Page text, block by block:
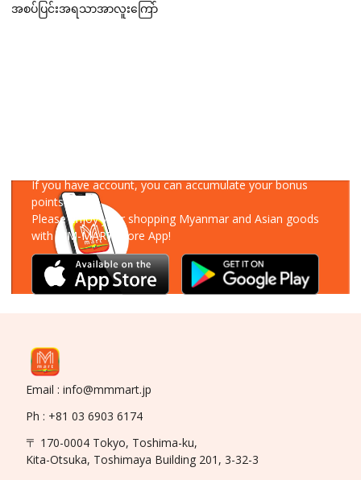
အစပ်ပြင်းအရသာအာလူးကြော်
If you have account, you can accumulate your bonus
points!
Please enjoy your shopping Myanmar and Asian goods
with MM-MART Store App!
Email : info@mmmart.jp
Ph : +81 03 6903 6174
〒 170-0004 Tokyo, Toshima-ku,
Kita-Otsuka, Toshimaya Building 201, 3-32-3